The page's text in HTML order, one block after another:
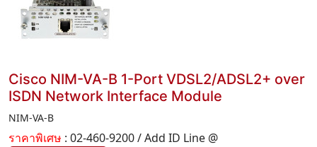
Cisco NIM-VA-B 1-Port VDSL2/ADSL2+ over
ISDN Network Interface Module
NIM-VA-B
ราคาพิเศษ : 02-460-9200 / Add ID Line @